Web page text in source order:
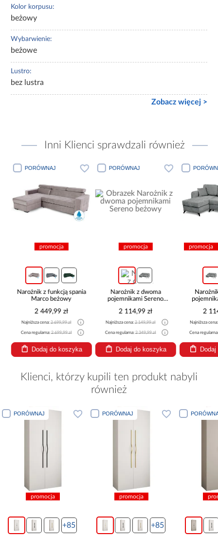
Kolor korpusu:
beżowy
Wybarwienie:
beżowe
Lustro:
bez lustra
Zobacz więcej >
Inni Klienci sprawdzali również
PORÓWNAJ
promocja
Narożnik z funkcją spania
Marco beżowy
2 449,99 zł
Najniższa cena:2 699,99 zł
Cena regularna:2 699,99 zł
Dodaj do koszyka
PORÓWNAJ
promocja
Narożnik z dwoma
pojemnikami Sereno
2 114,99 zł
Najniższa cena:2 149,99 zł
Cena regularna:2 349,99 zł
Dodaj do koszyka
promocja
2
Najniższa
Cena
Klienci, którzy kupili ten produkt nabyli
również
PORÓWNAJ
promocja
+85
PORÓWNAJ
promocja
+85